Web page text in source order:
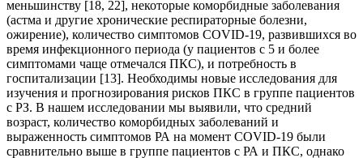
меньшинству [18, 22], некоторые коморбидные заболевания
(астма и другие хронические респираторные болезни,
ожирение), количество симптомов COVID-19, развившихся во
время инфекционного периода (у пациентов с 5 и более
симптомами чаще отмечался ПКС), и потребность в
госпитализации [13]. Необходимы новые исследования для
изучения и прогнозирования рисков ПКС в группе пациентов
с РЗ. В нашем исследовании мы выявили, что средний
возраст, количество коморбидных заболеваний и
выраженность симптомов РА на момент COVID-19 были
сравнительно выше в группе пациентов с РА и ПКС, однако